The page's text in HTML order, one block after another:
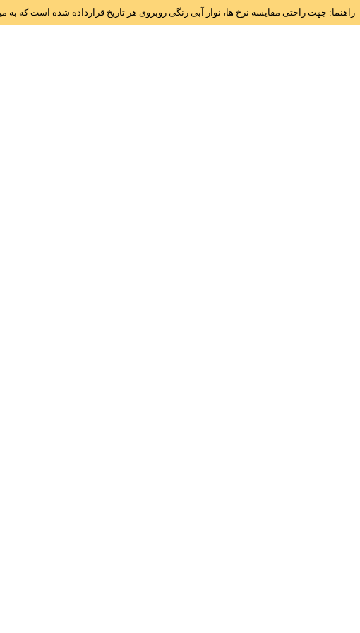
راهنما: جهت راحتی مقایسه نرخ ها، نوار آبی رنگی روبروی هر تاریخ قرارداده شده است که